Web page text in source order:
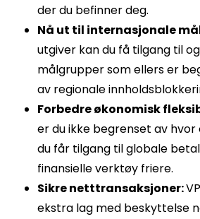
der du befinner deg.
Nå ut til internasjonale
utgiver kan du få tilgang til
målgrupper som ellers er
av regionale
Forbedre økonomisk
er du ikke begrenset av hvor
du får tilgang til globale
finansielle verktøy friere.
Sikre netttransaksjoner:
ekstra lag med beskyttelse